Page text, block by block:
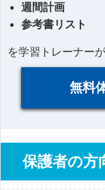
週間計画
参考書リスト
を学習トレーナー
無料
保護者の方